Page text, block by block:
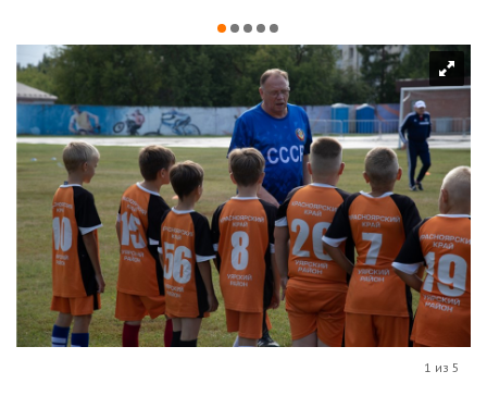
1 из 5